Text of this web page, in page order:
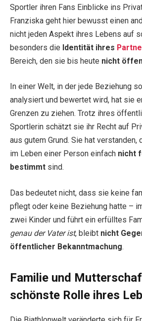
Sportler ihren Fans Einblicke ins
Franziska geht hier bewusst einen
nicht jeden Aspekt ihres Lebens auf
besonders die Identität ihres
Bereich, den sie bis heute nicht
In einer Welt, in der jede Beziehung
analysiert und bewertet wird, hat sie
Grenzen zu ziehen. Trotz ihres
Sportlerin schätzt sie ihr Recht auf
aus gutem Grund. Sie hat
im Leben einer Person einfach nicht
bestimmt sind.
Das bedeutet nicht, dass sie keine
pflegt oder keine Beziehung hatte –
zwei Kinder und führt ein erfülltes
genau der Vater ist, bleibt nicht
öffentlicher Bekanntmachung.
Familie und
schönste Rolle ihres